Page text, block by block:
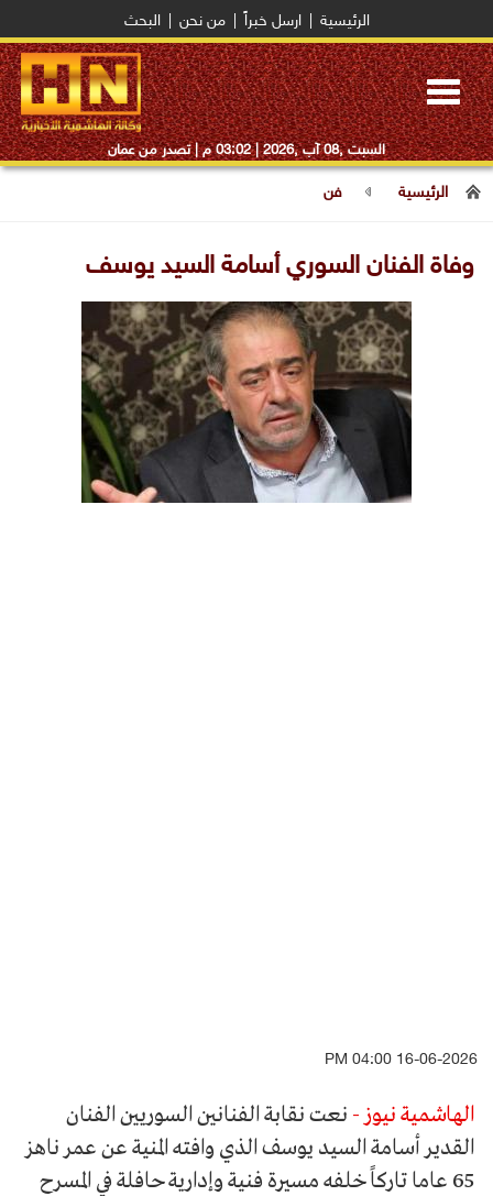
الرئيسية ارسل خبراً من نحن البحث
Toggle
navigation
السبت ,08 آب ,2026 | 03:02 م | تصدر من عمان
الرئيسية فن
وفاة الفنان السوري أسامة السيد يوسف
16-06-2026 04:00 PM
الهاشمية نيوز - نعت نقابة الفنانين السوريين الفنان
القدير أسامة السيد يوسف الذي وافته المنية عن عمر ناهز
65 عاما تاركاً خلفه مسيرة فنية وإدارية حافلة في المسرح